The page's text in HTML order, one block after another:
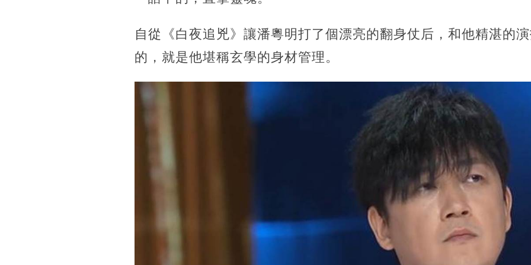
自從《白夜追兇》讓潘粵明打了個漂亮的翻身仗后，和他精湛的
的，就是他堪稱玄學的身材管理。